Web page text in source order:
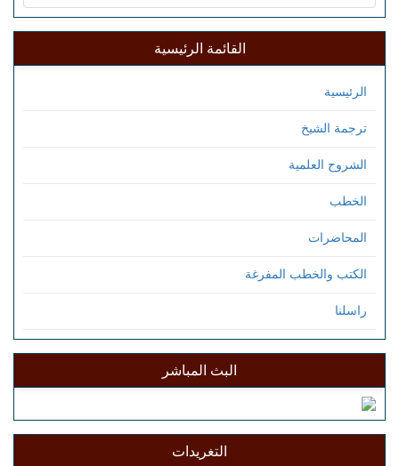
القائمة الرئيسية
الرئيسية
ترجمة الشيخ
الشروح العلمية
الخطب
المحاضرات
الكتب والخطب المفرغة
راسلنا
البث المباشر
التغريدات